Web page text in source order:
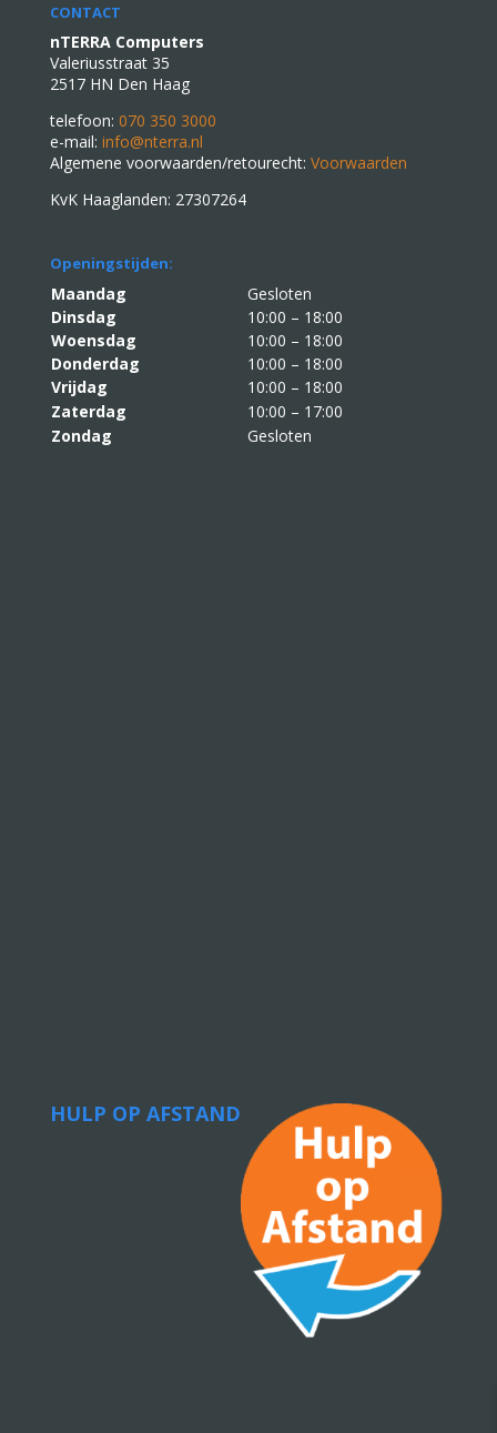
CONTACT
nTERRA Computers
Valeriusstraat 35
2517 HN Den Haag
telefoon: 070 350 3000
e-mail: info@nterra.nl
Algemene voorwaarden/retourecht: Voorwaarden
KvK Haaglanden: 27307264
Openingstijden:
Maandag
Gesloten
Dinsdag
10:00 – 18:00
Woensdag
10:00 – 18:00
Donderdag
10:00 – 18:00
Vrijdag
10:00 – 18:00
Zaterdag
10:00 – 17:00
Zondag
Gesloten
HULP OP AFSTAND